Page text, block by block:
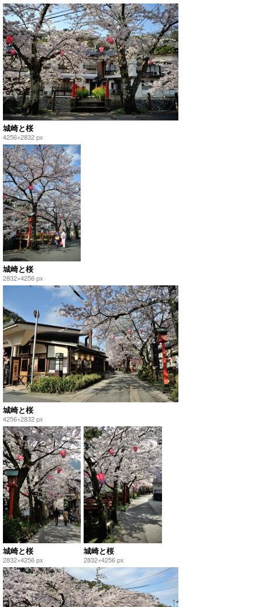
城崎と桜
4256×2832 px
城崎と桜
2832×4256 px
城崎と桜
4256×2832 px
城崎と桜
2832×4256 px
城崎と桜
2832×4256 px